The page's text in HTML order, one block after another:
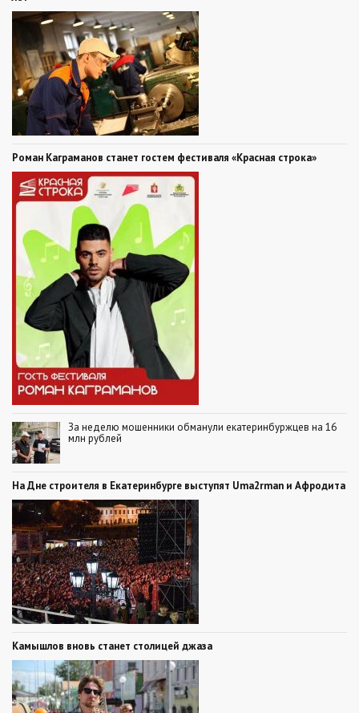
Роман Каграманов станет гостем фестиваля «Красная строка»
За неделю мошенники обманули екатеринбуржцев на 16
млн рублей
На Дне строителя в Екатеринбурге выступят Uma2rman и Афродита
Камышлов вновь станет столицей джаза